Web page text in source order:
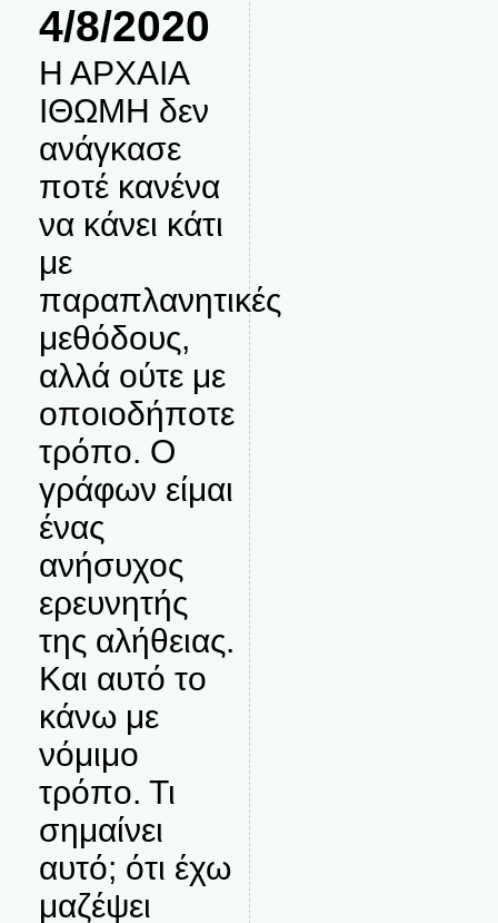
4/8/2020
Η ΑΡΧΑΙΑ
ΙΘΩΜΗ δεν
ανάγκασε
ποτέ κανένα
να κάνει κάτι
με
παραπλανητικές
μεθόδους,
αλλά ούτε με
οποιοδήποτε
τρόπο. Ο
γράφων είμαι
ένας
ανήσυχος
ερευνητής
της αλήθειας.
Και αυτό το
κάνω με
νόμιμο
τρόπο. Τι
σημαίνει
αυτό; ότι έχω
μαζέψει